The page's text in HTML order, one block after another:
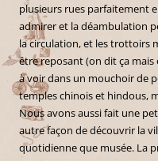
plusieurs rues parfaitement
admirer et la déambulation
la circulation, et les trottoirs
être reposant (on dit ça mais
à voir dans un mouchoir de
temples chinois et hindous,
Nous avons aussi fait une
autre façon de découvrir la
quotidienne que musée. La